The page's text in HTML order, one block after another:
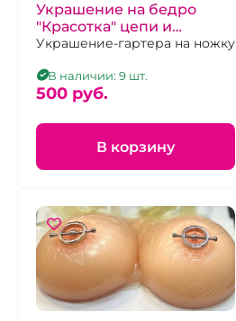
Украшение на бедро
"Красотка" цепи и
медальоны цвет серебро
Украшение-гартера на ножку
В наличии: 9 шт.
500 pуб.
В корзину